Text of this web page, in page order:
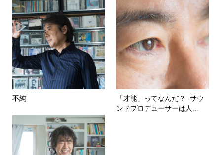
不純
「才能」ってなんだ？ -サウ
ンドプロデューサーは人...